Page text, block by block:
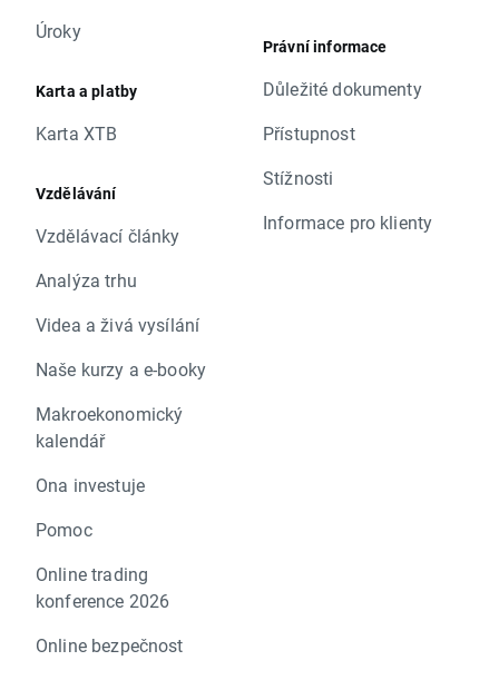
Úroky
Karta a platby
Karta XTB
Vzdělávání
Vzdělávací články
Analýza trhu
Videa a živá vysílání
Naše kurzy a e-booky
Makroekonomický
kalendář
Ona investuje
Pomoc
Online trading
konference 2026
Online bezpečnost
Právní informace
Důležité dokumenty
Přístupnost
Stížnosti
Informace pro klienty